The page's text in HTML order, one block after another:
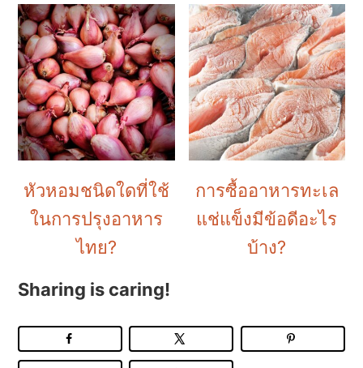
หัวหอมชนิดใดที่ใช้
ในการปรุงอาหาร
ไทย?
การซื้ออาหารทะเล
แช่แข็งมีข้อดีอะไร
บ้าง?
Sharing is caring!